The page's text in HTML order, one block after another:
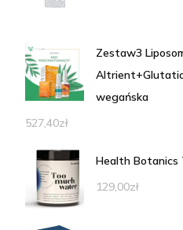
Zestaw3
wegańska
527,40zł
Health Botanics
129,00zł